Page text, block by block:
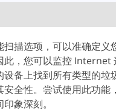
扫描选项，可以准确定义
，您可以监控 Internet
设备上找到所有类型的垃
安全性。尝试使用此功能
象深刻。